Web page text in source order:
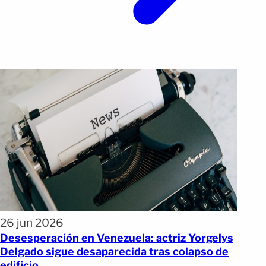
26 jun 2026
Desesperación en Venezuela: actriz Yorgelys
Delgado sigue desaparecida tras colapso de